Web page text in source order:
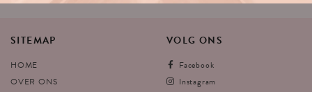
SITEMAP
HOME
OVER ONS
VOLG ONS
Facebook
Instagram